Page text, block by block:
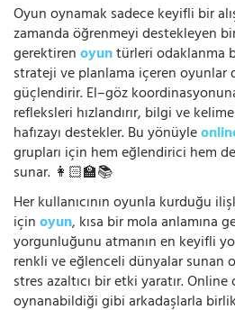
Oyun oynamak sadece keyifli bir
zamanda öğrenmeyi destekleyen
gerektirenoyuntürleri odaklanma
strateji ve planlama içeren oyunlar
güçlendirir. El–göz
refleksleri hızlandırır, bilgi ve
hafızayı destekler. Bu yönüyle
grupları için hem eğlendirici hem
sunar. 👩🏻‍🏫📚
Her kullanıcının oyunla kurduğu
içinoyun, kısa bir mola anlamına
yorgunluğunu atmanın en keyifli
renkli ve eğlenceli dünyalar sunan
stres azaltıcı bir etki yaratır.
oynanabildiği gibi arkadaşlarla